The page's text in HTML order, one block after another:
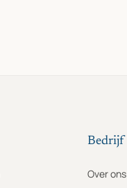
Bedrijf
Over ons